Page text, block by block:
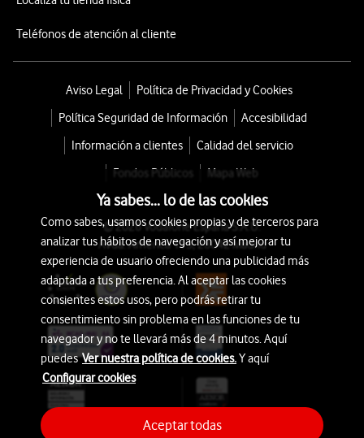
Teléfonos de atención al cliente
Aviso Legal
Política de Privacidad y Cookies
Política Seguridad de Información
Accesibilidad
Información a clientes
Calidad del servicio
Fondos Públicos
Mapa Web
© 2026 Vodafone España S.A.U.
Avda. América 115, 28042 Madrid
Ya sabes... lo de las cookies
Como sabes, usamos cookies propias y de terceros para
analizar tus hábitos de navegación y así mejorar tu
experiencia de usuario ofreciendo una publicidad más
adaptada a tus preferencia. Al aceptar las cookies
consientes estos usos, pero podrás retirar tu
consentimiento sin problema en las funciones de tu
navegador y no te llevará más de 4 minutos. Aquí
puedesVer nuestra política de cookies.Y aquí
Configurar cookies
Aceptar todas